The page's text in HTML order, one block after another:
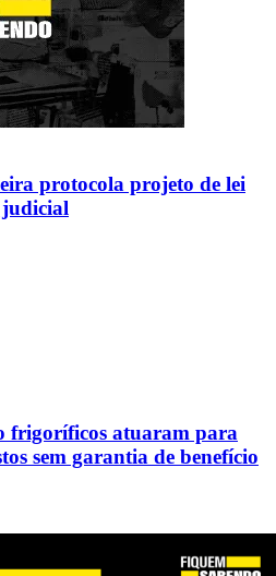
protocola projeto de lei
judicial
frigoríficos atuaram para
sem garantia de benefício